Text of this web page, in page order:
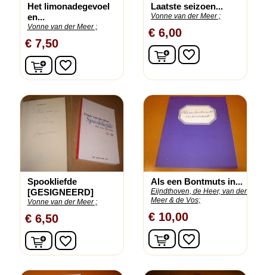
Het limonadegevoel
en...
Vonne van der Meer ;
€ 7,50
In winkelwagen
favorite_border
Laatste seizoen...
Vonne van der Meer ;
€ 6,00
In winkelwagen
favorite_border
Spookliefde
[GESIGNEERD]
Vonne van der Meer ;
€ 6,50
In winkelwagen
favorite_border
Als een Bontmuts in...
Eijndthoven, de Heer, van der
Meer & de Vos;
€ 10,00
In winkelwagen
favorite_border